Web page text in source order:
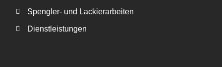
Spengler- und Lackierarbeiten
Dienstleistungen